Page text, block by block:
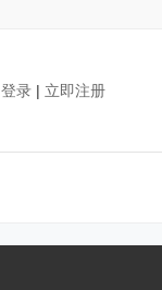
登录| 立即注册